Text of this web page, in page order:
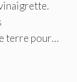
terre pour…